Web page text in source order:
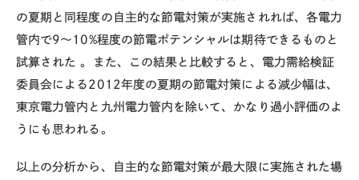
の夏期と同程度の自主的な節電対策が実施されれば、各電力
管内で9～10%程度の節電ポテンシャルは期待できるものと
試算された 。また、この結果と比較すると、電力需給検証
委員会による2012年度の夏期の節電対策による減少幅は、
東京電力管内と九州電力管内を除いて、かなり過小評価のよ
うにも思われる。
以上の分析から、自主的な節電対策が最大限に実施された場